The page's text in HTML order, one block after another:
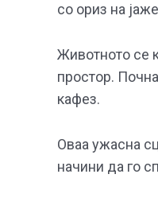
со ориз на
Животното се
простор.
кафез.
Оваа ужасна
начини да го